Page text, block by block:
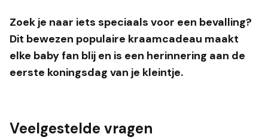
Zoek je naar iets speciaals voor een bevalling?
Dit bewezen populaire kraamcadeau maakt
elke baby fan blij en is een herinnering aan de
eerste koningsdag van je kleintje.
Veelgestelde vragen